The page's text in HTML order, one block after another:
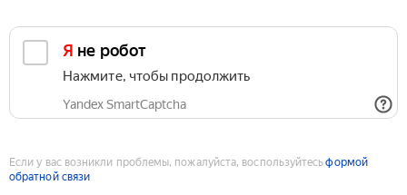
Я не робот
Нажмите, чтобы продолжить
Yandex SmartCaptcha
Если у вас возникли проблемы, пожалуйста, воспользуйтесьформой
обратной связи